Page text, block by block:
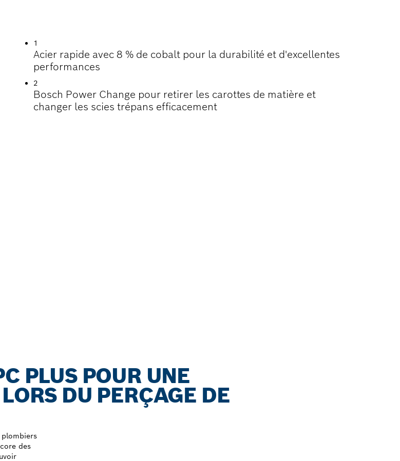
1
Acier rapide avec 8 % de cobalt pour la durabilité et d'excellentes
performances
2
Bosch Power Change pour retirer les carottes de matière et
changer les scies trépans efficacement
PLUS POUR UNE
DU PERÇAGE DE
des